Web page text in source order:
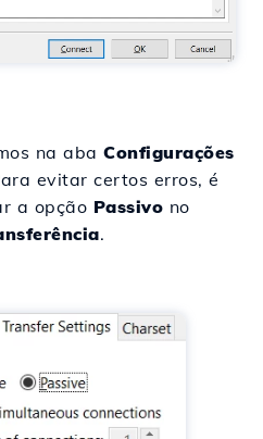
na aba Configurações
evitar certos erros, é
a opção Passivo no
.